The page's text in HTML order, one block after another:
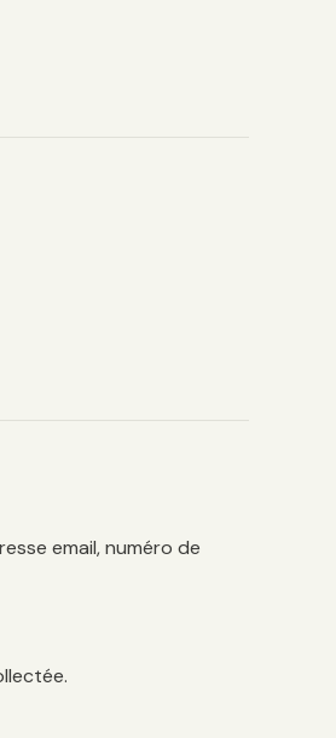
email, numéro de